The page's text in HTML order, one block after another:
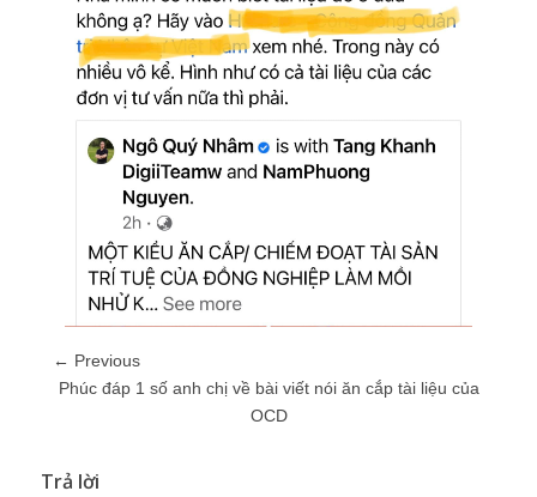
← Previous
Phúc đáp 1 số anh chị về bài viết nói ăn cắp tài liệu của
OCD
Trả lời